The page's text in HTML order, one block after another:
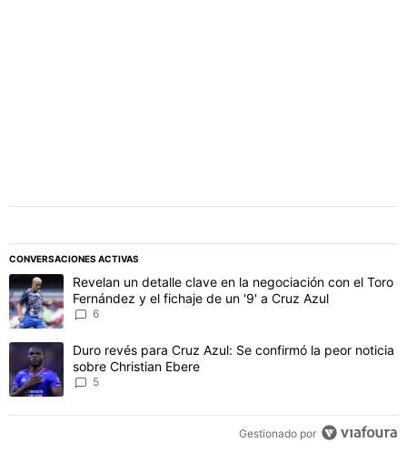
CONVERSACIONES ACTIVAS
Este listado muestra los artículos con más comentarios en los
Un artículo de tendencia con el título "Revelan un detalle clave
Revelan un detalle clave en la negociación con el Toro
Fernández y el fichaje de un '9' a Cruz Azul
6
Un artículo de tendencia con el título "Duro revés para Cruz Azul:
Duro revés para Cruz Azul: Se confirmó la peor noticia
sobre Christian Ebere
5
Gestionado por